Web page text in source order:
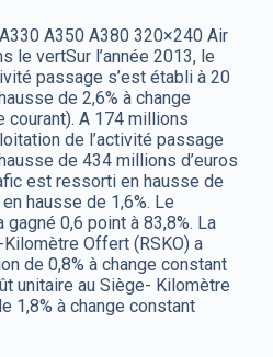
A350 A380 320×240 Air
le vertSur l’année 2013, le
passage s’est établi à 20
de 2,6% à change
courant). A 174 millions
de l’activité passage
de 434 millions d’euros
est ressorti en hausse de
hausse de 1,6%. Le
gagné 0,6 point à 83,8%. La
Offert (RSKO) a
de 0,8% à change constant
unitaire au Siège- Kilomètre
1,8% à change constant